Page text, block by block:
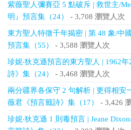
紫薇聖人彌賽亞 5 點破斥 | 救世主/
明』預言集（24）
- 3,708 瀏覽人次
東方聖人特徵千年揭密 | 第 48 象/中
預言集（55）
- 3,588 瀏覽人次
珍妮‧狄克遜預言的東方聖人 | 1962
詩》集（24）
- 3,468 瀏覽人次
兩分疆界各保守 2 句解析 | 更得相安
薇君《預言籤詩》集（17）
- 3,426
珍妮‧狄克遜 1 則毒預言 | Jeane